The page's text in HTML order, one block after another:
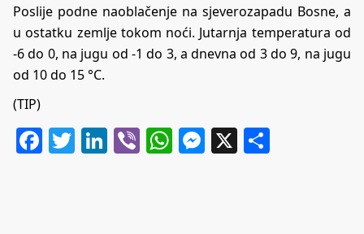
Poslije podne naoblačenje na sjeverozapadu Bosne, a
u ostatku zemlje tokom noći. Jutarnja temperatura od
-6 do 0, na jugu od -1 do 3, a dnevna od 3 do 9, na jugu
od 10 do 15 °C.
(TIP)
Facebook
Twitter
LinkedIn
ViberWhatsApp
Messenger
X